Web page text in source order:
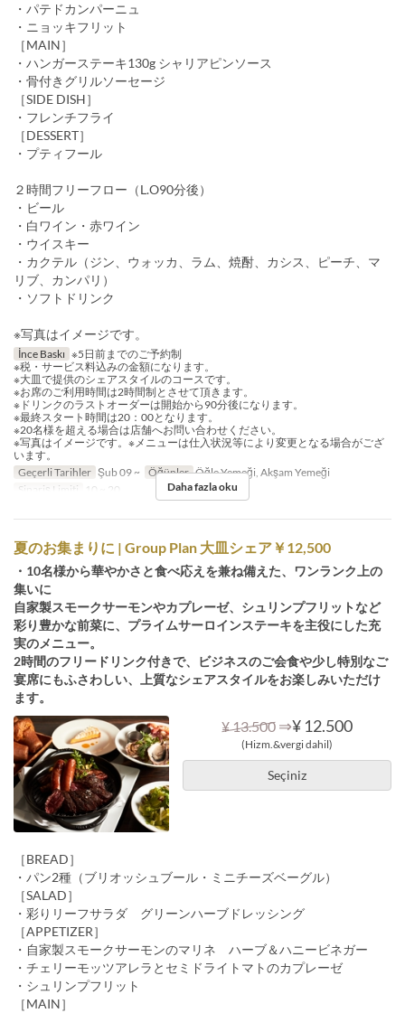
・パテドカンパーニュ
・ニョッキフリット
［MAIN］
・ハンガーステーキ130g シャリアピンソース
・骨付きグリルソーセージ
［SIDE DISH］
・フレンチフライ
［DESSERT］
・プティフール
２時間フリーフロー（L.O90分後）
・ビール
・白ワイン・赤ワイン
・ウイスキー
・カクテル（ジン、ウォッカ、ラム、焼酎、カシス、ピーチ、マ
リブ、カンパリ）
・ソフトドリンク
※写真はイメージです。
İnce Baskı ※5日前までのご予約制
※税・サービス料込みの金額になります。
※大皿で提供のシェアスタイルのコースです。
※お席のご利用時間は2時間制とさせて頂きます。
※ドリンクのラストオーダーは開始から90分後になります。
※最終スタート時間は20：00となります。
※20名様を超える場合は店舗へお問い合わせください。
※写真はイメージです。※メニューは仕入状況等により変更となる場合がござ
います。
Geçerli Tarihler Şub 09 ~ Öğünler Öğle Yemeği, Akşam Yemeği
Sipariş Limiti
10 ~ 20 Daha fazla oku
夏のお集まりに | Group Plan 大皿シェア￥12,500
・10名様から華やかさと食べ応えを兼ね備えた、ワンランク上の
集いに
自家製スモークサーモンやカプレーゼ、シュリンプフリットなど
彩り豊かな前菜に、プライムサーロインステーキを主役にした充
実のメニュー。
2時間のフリードリンク付きで、ビジネスのご会食や少し特別なご
宴席にもふさわしい、上質なシェアスタイルをお楽しみいただけ
ます。
¥ 13.500 ⇒¥ 12.500
(Hizm.&vergi dahil)
Seçiniz
［BREAD］
・パン2種（ブリオッシュブール・ミニチーズベーグル）
［SALAD］
・彩りリーフサラダ グリーンハーブドレッシング
［APPETIZER］
・自家製スモークサーモンのマリネ ハーブ＆ハニービネガー
・チェリーモッツアレラとセミドライトマトのカプレーゼ
・シュリンプフリット
［MAIN］